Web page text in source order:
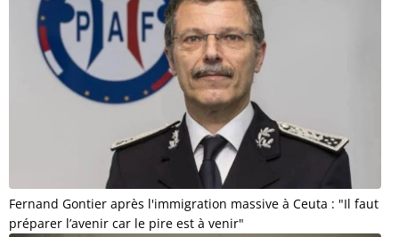
Fernand Gontier après l'immigration massive à Ceuta : "Il faut
préparer l’avenir car le pire est à venir"